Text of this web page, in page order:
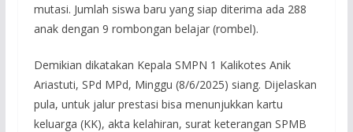
mutasi. Jumlah siswa baru yang siap diterima ada 288
anak dengan 9 rombongan belajar (rombel).
Demikian dikatakan Kepala SMPN 1 Kalikotes Anik
Ariastuti, SPd MPd, Minggu (8/6/2025) siang. Dijelaskan
pula, untuk jalur prestasi bisa menunjukkan kartu
keluarga (KK), akta kelahiran, surat keterangan SPMB